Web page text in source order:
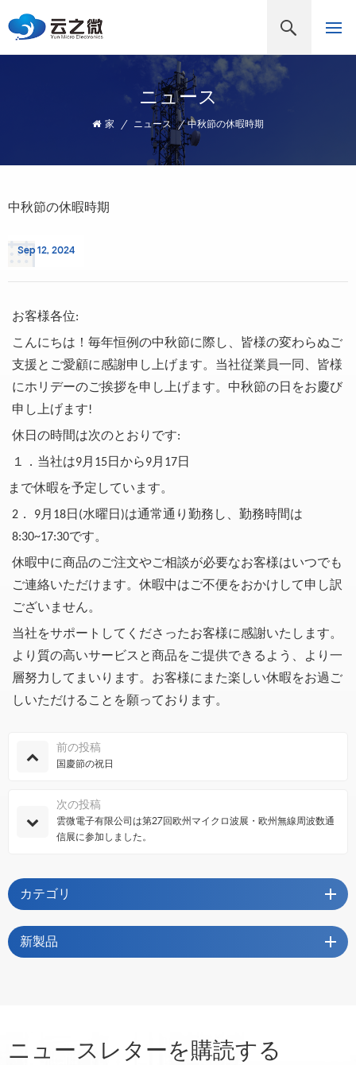
ニュース
家 / ニュース / 中秋節の休暇時期
中秋節の休暇時期
Sep 12, 2024
お客様各位:
こんにちは！毎年恒例の中秋節に際し、皆様の変わらぬご
支援とご愛顧に感謝申し上げます。当社従業員一同、皆様
にホリデーのご挨拶を申し上げます。中秋節の日をお慶び
申し上げます!
休日の時間は次のとおりです:
１．当社は9月 15日から9月 17日
まで休暇を予定しています。
2． 9月 18日(水曜日)は通常通り勤務し、勤務時間は
8:30~17:30です。
休暇中に商品のご注文やご相談が必要なお客様はいつでも
ご連絡いただけます。休暇中はご不便をおかけして申し訳
ございません。
当社をサポートしてくださったお客様に感謝いたします。
より質の高いサービスと商品をご提供できるよう、より一
層努力してまいります。お客様にまた楽しい休暇をお過ご
しいただけることを願っております。
前の投稿
国慶節の祝日
次の投稿
雲微電子有限公司は第27回欧州マイクロ波展・欧州無線周波数通
信展に参加しました。
カテゴリ
新製品
ニュースレターを購読する